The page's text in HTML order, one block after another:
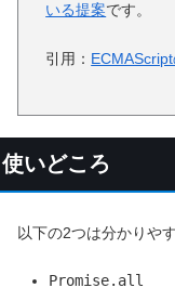
いる提案です。
引用：
使いどころ
以下の2つは分かりや
Promise.all